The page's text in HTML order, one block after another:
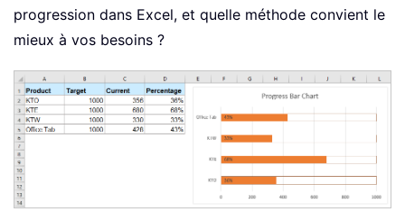
progression dans Excel, et quelle méthode convient le
mieux à vos besoins ?